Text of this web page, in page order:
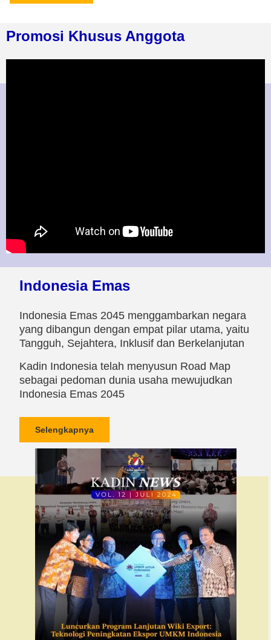
Promosi Khusus Anggota
Indonesia Emas
Indonesia Emas 2045 menggambarkan negara
yang dibangun dengan empat pilar utama, yaitu
Tangguh, Sejahtera, Inklusif dan Berkelanjutan
Kadin Indonesia telah menyusun Road Map
sebagai pedoman dunia usaha mewujudkan
Indonesia Emas 2045
Selengkapnya